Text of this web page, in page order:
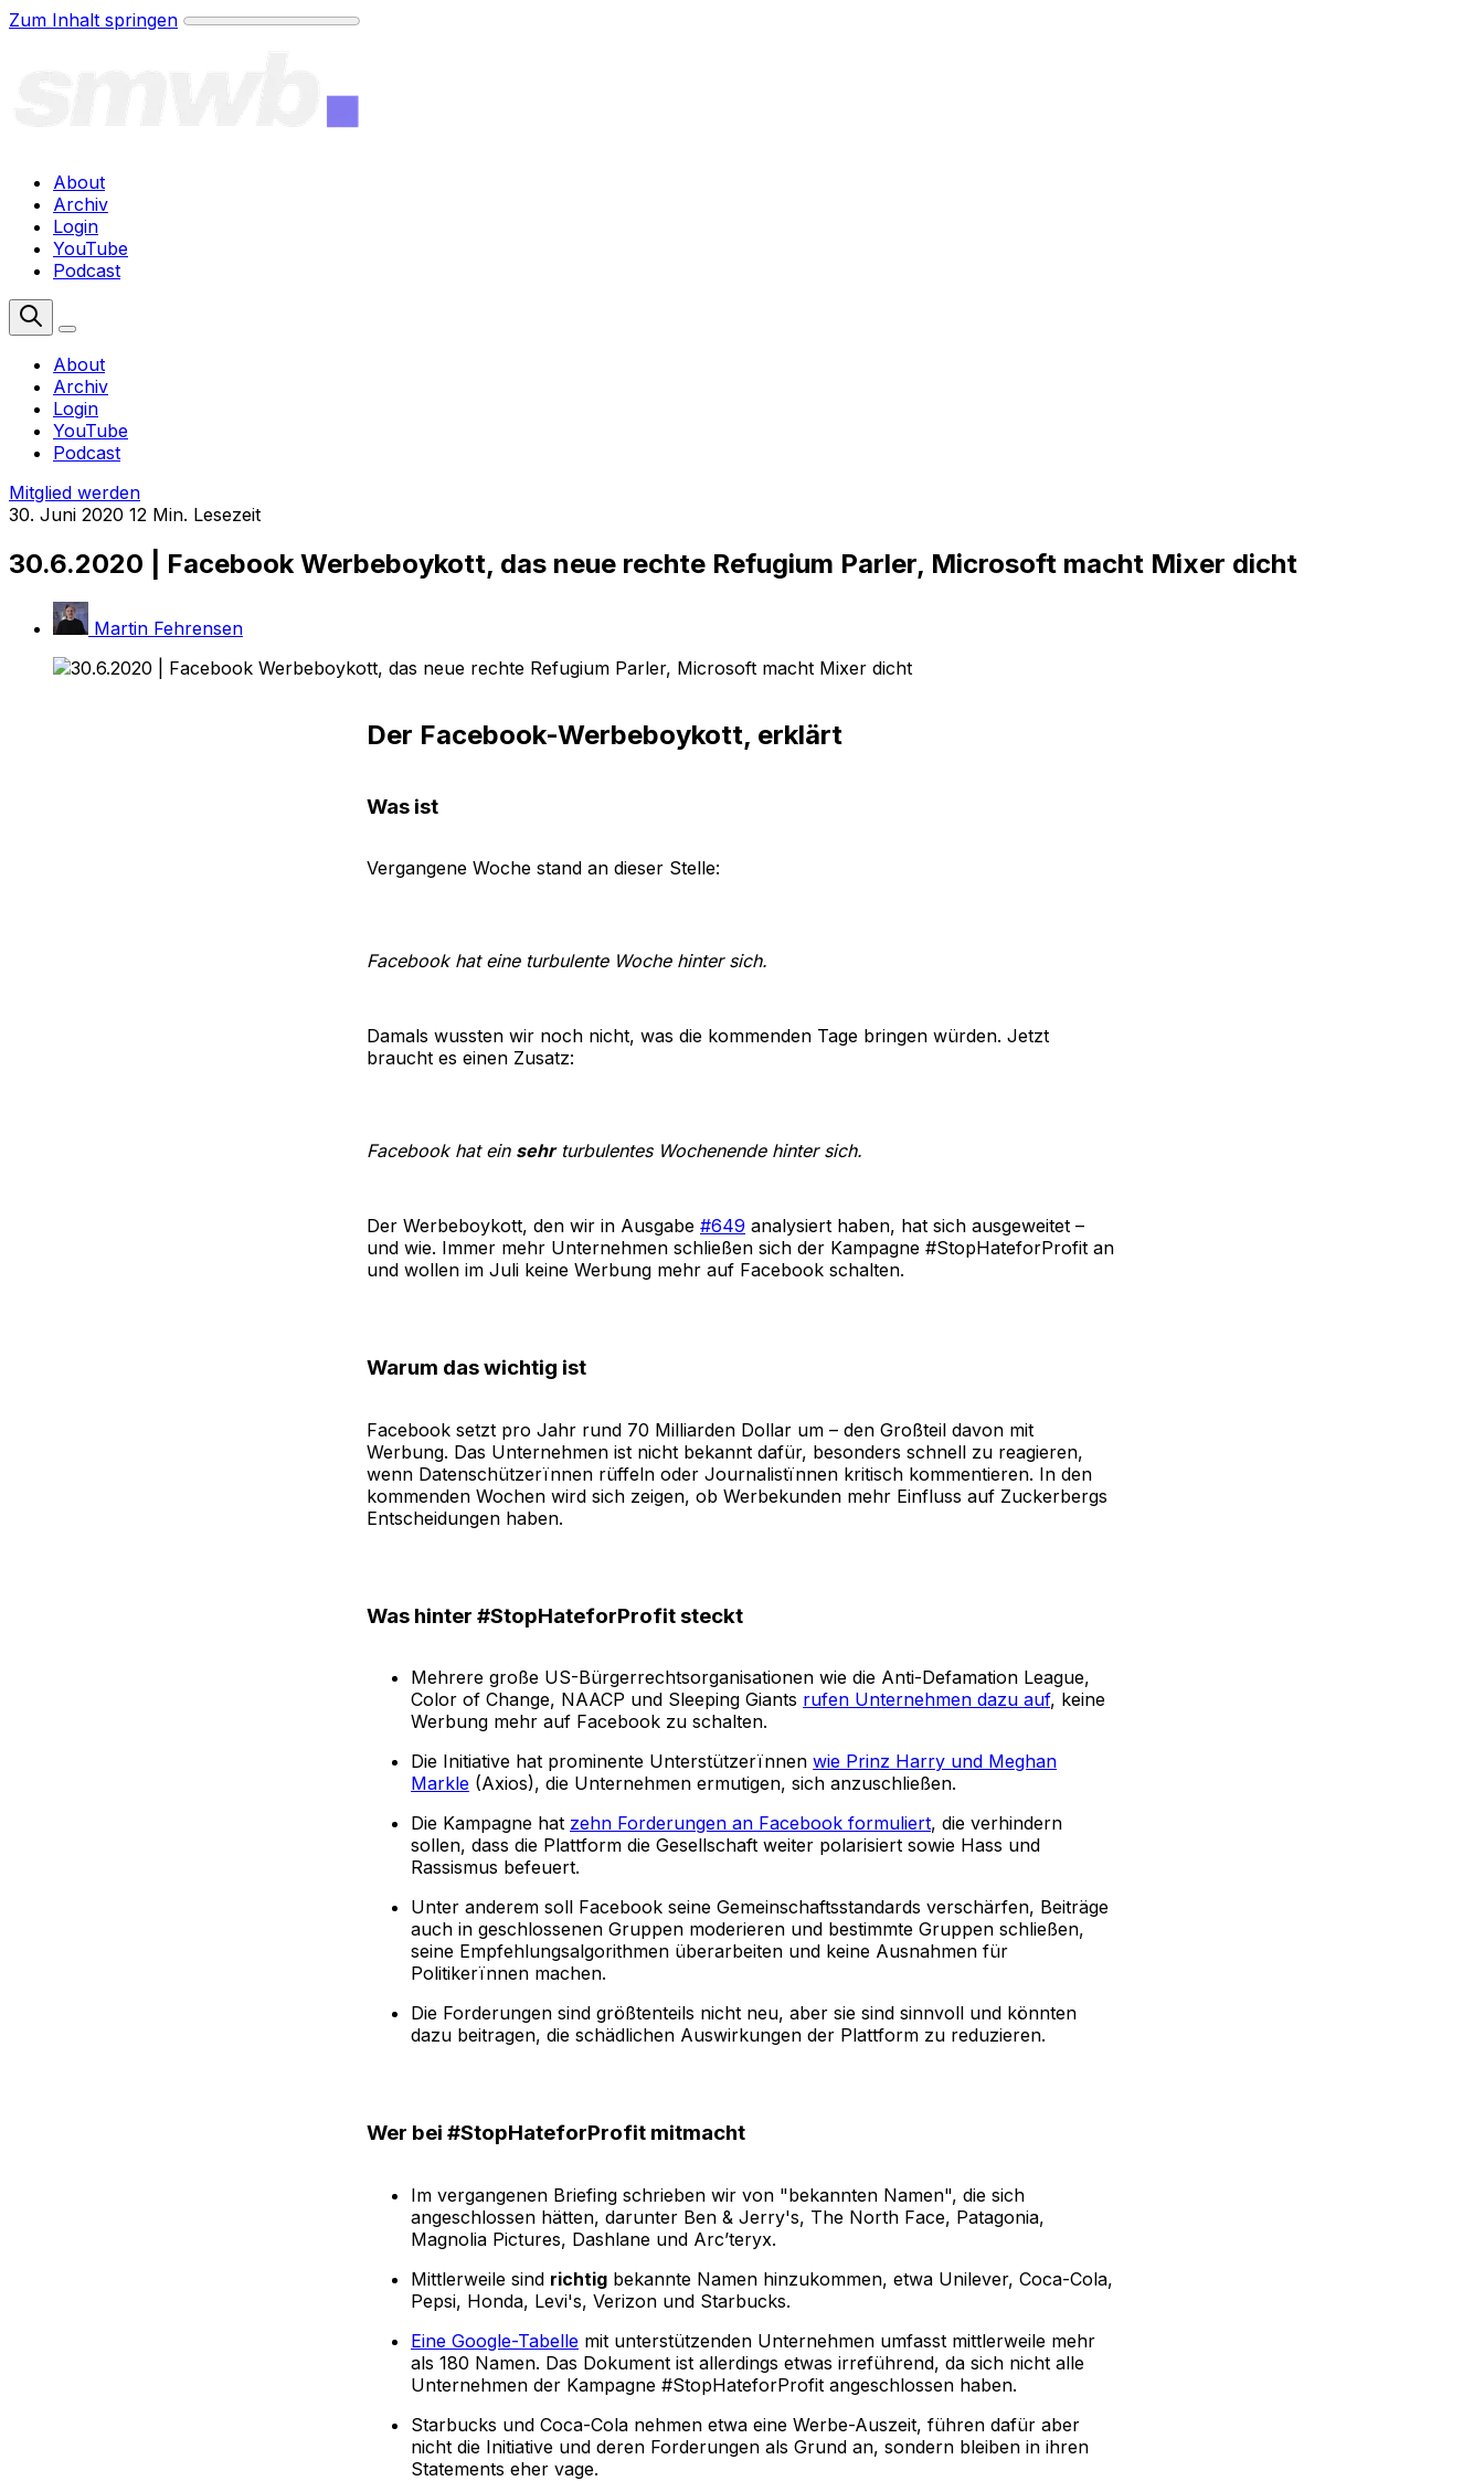
Zum Inhalt springen
About
Archiv
Login
YouTube
Podcast
About
Archiv
Login
YouTube
Podcast
Mitglied werden
30. Juni 2020 12 Min. Lesezeit
30.6.2020 | Facebook Werbeboykott, das neue rechte Refugium Parler, Microsoft macht Mixer dicht
Martin Fehrensen
Der Facebook-Werbeboykott, erklärt
Was ist
Vergangene Woche stand an dieser Stelle:
Facebook hat eine turbulente Woche hinter sich.
Damals wussten wir noch nicht, was die kommenden Tage bringen würden. Jetzt
braucht es einen Zusatz:
Facebook hat ein sehrturbulentes Wochenende hinter sich.
Der Werbeboykott, den wir in Ausgabe #649 analysiert haben, hat sich ausgeweitet –
und wie. Immer mehr Unternehmen schließen sich der Kampagne #StopHateforProfit an
und wollen im Juli keine Werbung mehr auf Facebook schalten.
Warum das wichtig ist
Facebook setzt pro Jahr rund 70 Milliarden Dollar um – den Großteil davon mit
Werbung. Das Unternehmen ist nicht bekannt dafür, besonders schnell zu reagieren,
wenn Datenschützerïnnen rüffeln oder Journalistïnnen kritisch kommentieren. In den
kommenden Wochen wird sich zeigen, ob Werbekunden mehr Einfluss auf Zuckerbergs
Entscheidungen haben.
Was hinter #StopHateforProfit steckt
Mehrere große US-Bürgerrechtsorganisationen wie die Anti-Defamation League,
Color of Change, NAACP und Sleeping Giants rufen Unternehmen dazu auf, keine
Werbung mehr auf Facebook zu schalten.
Die Initiative hat prominente Unterstützerïnnen wie Prinz Harry und Meghan
Markle (Axios), die Unternehmen ermutigen, sich anzuschließen.
Die Kampagne hat zehn Forderungen an Facebook formuliert, die verhindern
sollen, dass die Plattform die Gesellschaft weiter polarisiert sowie Hass und
Rassismus befeuert.
Unter anderem soll Facebook seine Gemeinschaftsstandards verschärfen, Beiträge
auch in geschlossenen Gruppen moderieren und bestimmte Gruppen schließen,
seine Empfehlungsalgorithmen überarbeiten und keine Ausnahmen für
Politikerïnnen machen.
Die Forderungen sind größtenteils nicht neu, aber sie sind sinnvoll und könnten
dazu beitragen, die schädlichen Auswirkungen der Plattform zu reduzieren.
Wer bei #StopHateforProfit mitmacht
Im vergangenen Briefing schrieben wir von "bekannten Namen", die sich
angeschlossen hätten, darunter Ben & Jerry's, The North Face, Patagonia,
Magnolia Pictures, Dashlane und Arc’teryx.
Mittlerweile sind richtig bekannte Namen hinzukommen, etwa Unilever, Coca-Cola,
Pepsi, Honda, Levi's, Verizon und Starbucks.
Eine Google-Tabelle mit unterstützenden Unternehmen umfasst mittlerweile mehr
als 180 Namen. Das Dokument ist allerdings etwas irreführend, da sich nicht alle
Unternehmen der Kampagne #StopHateforProfit angeschlossen haben.
Starbucks und Coca-Cola nehmen etwa eine Werbe-Auszeit, führen dafür aber
nicht die Initiative und deren Forderungen als Grund an, sondern bleiben in ihren
Statements eher vage.